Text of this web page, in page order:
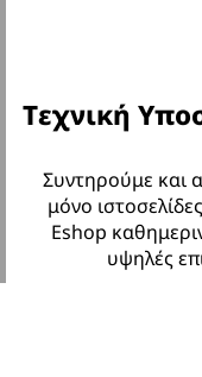
Tεχνική
Συντηρούμε και
μόνο
Eshop
υψηλές